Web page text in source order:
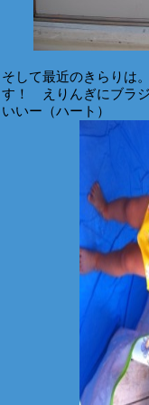
そして最近のきらりは
す！ えりんぎにブラ
いいー（ハート）